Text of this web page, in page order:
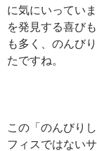
に気にいってい
を発見する喜び
も多く、のんび
たですね。
この「のんびり
フィスではない